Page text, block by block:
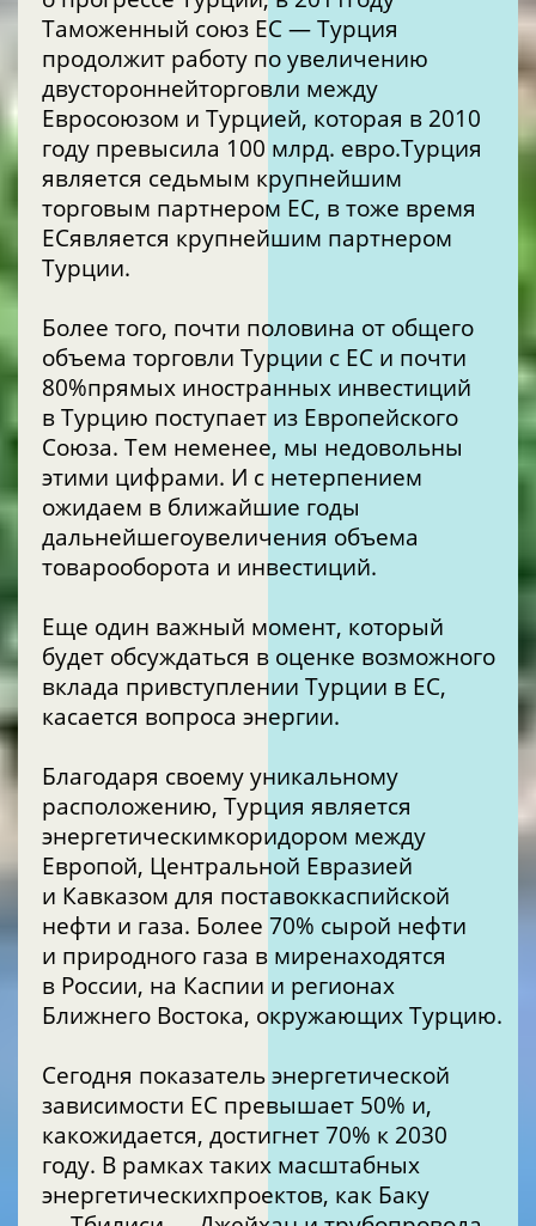
Таможенный союз ЕС — Турция
продолжит работу по увеличению
двустороннейторговли между
Евросоюзом и Турцией, которая в 2010
году превысила 100 млрд. евро.Турция
является седьмым крупнейшим
торговым партнером ЕС, в тоже время
ЕСявляется крупнейшим партнером
Турции.
Более того, почти половина от общего
объема торговли Турции с ЕС и почти
80%прямых иностранных инвестиций
в Турцию поступает из Европейского
Союза. Тем неменее, мы недовольны
этими цифрами. И с нетерпением
ожидаем в ближайшие годы
дальнейшегоувеличения объема
товарооборота и инвестиций.
Еще один важный момент, который
будет обсуждаться в оценке возможного
вклада привступлении Турции в ЕС,
касается вопроса энергии.
Благодаря своему уникальному
расположению, Турция является
энергетическимкоридором между
Европой, Центральной Евразией
и Кавказом для поставоккаспийской
нефти и газа. Более 70% сырой нефти
и природного газа в миренаходятся
в России, на Каспии и регионах
Ближнего Востока, окружающих Турцию.
Сегодня показатель энергетической
зависимости ЕС превышает 50% и,
какожидается, достигнет 70% к 2030
году. В рамках таких масштабных
энергетическихпроектов, как Баку